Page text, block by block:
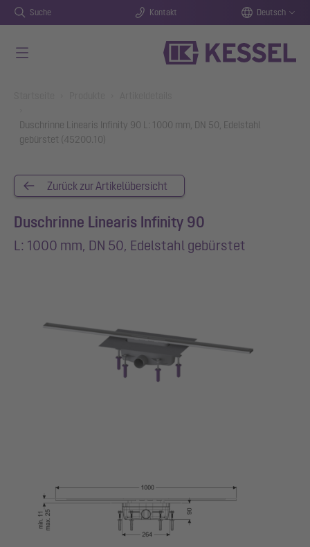
Suche Kontakt Deutsch
Duschrinne Linearis Infinity 90 L: 1000 mm, DN 50, Edelstahl
gebürstet (45200.10)
Zurück zur Artikelübersicht
Duschrinne Linearis Infinity 90
L: 1000 mm, DN 50, Edelstahl gebürstet